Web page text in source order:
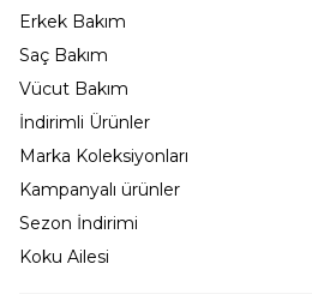
Erkek Bakım
Saç Bakım
Vücut Bakım
İndirimli Ürünler
Marka Koleksiyonları
Kampanyalı ürünler
Sezon İndirimi
Koku Ailesi